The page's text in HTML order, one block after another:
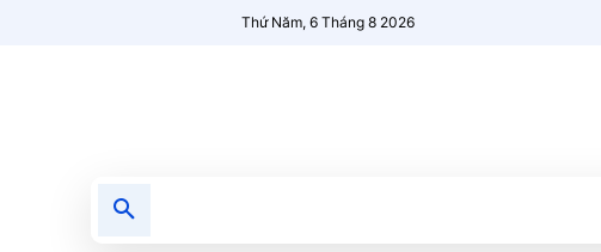
Thứ Năm, 6 Tháng 8 2026